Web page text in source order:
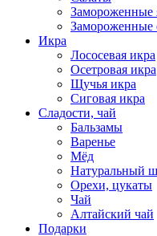
Замороженные
Замороженные
Икра
Лососевая икра
Осетровая икра
Щучья икра
Сиговая икра
Сладости, чай
Бальзамы
Варенье
Мёд
Натуральный
Орехи, цукаты
Чай
Алтайский чай
Подарки